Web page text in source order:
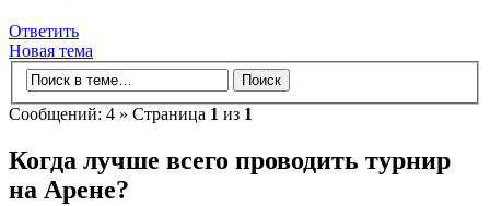
Ответить
Новая тема
Сообщений: 4 » Страница 1 из 1
Когда лучше всего проводить турнир
на Арене?